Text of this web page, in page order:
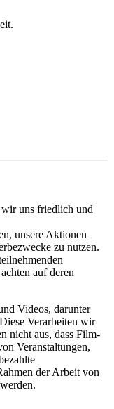
uns friedlich und
unsere Aktionen
zu nutzen.
auf deren
Videos, darunter
Verarbeiten wir
nicht aus, dass Film-
Veranstaltungen,
der Arbeit von